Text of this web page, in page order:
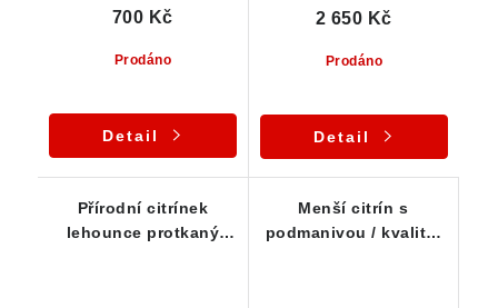
Prodáno
700 Kč
Detail
Prodáno
2 650 Kč
Detail
Přírodní citrínek
lehounce protkaný
Menší citrín s
podmanivou / kvalitní